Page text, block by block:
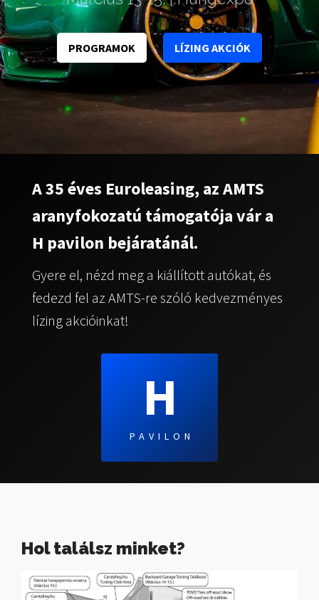
PROGRAMOK LÍZING AKCIÓK
A 35 éves Euroleasing, az AMTS
aranyfokozatú támogatója vár a
H pavilon bejáratánál.
Gyere el, nézd meg a kiállított autókat, és
fedezd fel az AMTS-re szóló kedvezményes
lízing akcióinkat!
H
PAVILON
Hol találsz minket?